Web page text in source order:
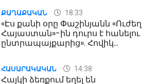
ՔԱՂԱՔԱԿԱՆ 18:33
«Էս քանի օրը Փաշինյանն «Ուժեղ
Հայաստան»-ին դուրս է հանելու
ընտրապայքարից». Հովիկ
ՀԱՍԱՐԱԿԱԿԱՆ 14:38
Հայկի ձեռքում եղել են